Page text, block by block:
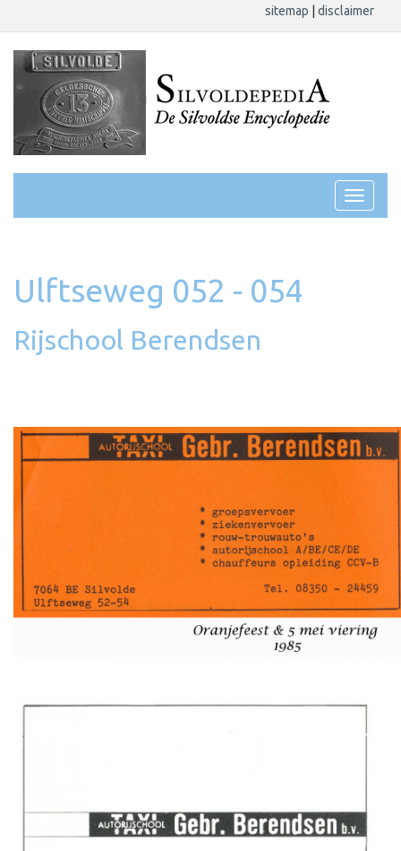
sitemap disclaimer
Ulftseweg 052 - 054
Rijschool Berendsen